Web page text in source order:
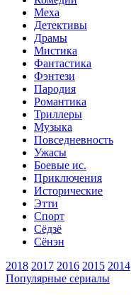
Меха
Детективы
Драмы
Мистика
Фантастика
Фэнтези
Пародия
Романтика
Триллеры
Музыка
Повседневность
Ужасы
Боевые ис.
Приключения
Исторические
Этти
Спорт
Сёдзё
Сёнэн
2018 2017 2016 2015 2014
Популярные сериалы